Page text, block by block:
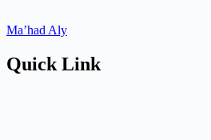
Ma’had Aly
Quick Link